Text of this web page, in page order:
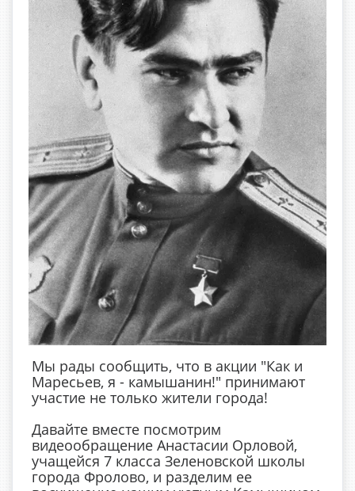
Мы рады сообщить, что в акции "Как и
Маресьев, я - камышанин!" принимают
участие не только жители города!
Давайте вместе посмотрим
видеообращение Анастасии Орловой,
учащейся 7 класса Зеленовской школы
города Фролово, и разделим ее